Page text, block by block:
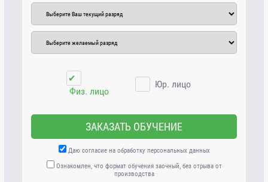
✔
Физ. лицо
Юр. лицо
Даю согласие на обработку персональных данных
Ознакомлен, что формат обучения заочный, без отрыва от
производства